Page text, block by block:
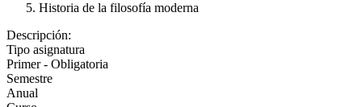
Historia de la filosofía moderna
Descripción:
Tipo asignatura
Primer - Obligatoria
Semestre
Anual